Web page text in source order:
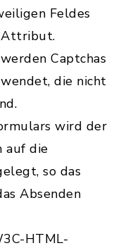
Feldes
Attribut.
Captchas
die nicht
wird der
auf die
so das
Absenden
HTML-